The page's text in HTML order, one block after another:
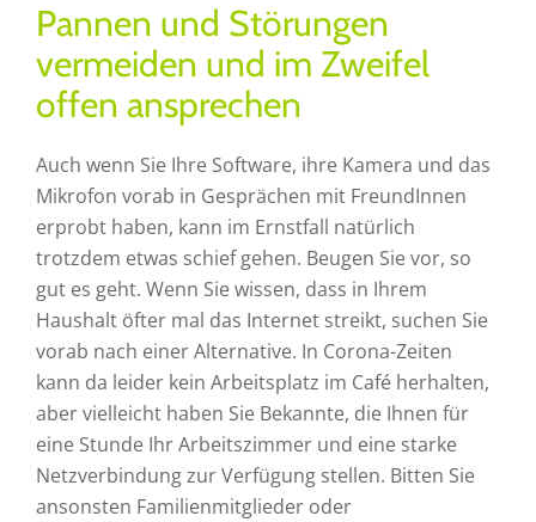
Pannen und Störungen
vermeiden und im Zweifel
offen ansprechen
Auch wenn Sie Ihre Software, ihre Kamera und das
Mikrofon vorab in Gesprächen mit FreundInnen
erprobt haben, kann im Ernstfall natürlich
trotzdem etwas schief gehen. Beugen Sie vor, so
gut es geht. Wenn Sie wissen, dass in Ihrem
Haushalt öfter mal das Internet streikt, suchen Sie
vorab nach einer Alternative. In Corona-Zeiten
kann da leider kein Arbeitsplatz im Café herhalten,
aber vielleicht haben Sie Bekannte, die Ihnen für
eine Stunde Ihr Arbeitszimmer und eine starke
Netzverbindung zur Verfügung stellen. Bitten Sie
ansonsten Familienmitglieder oder